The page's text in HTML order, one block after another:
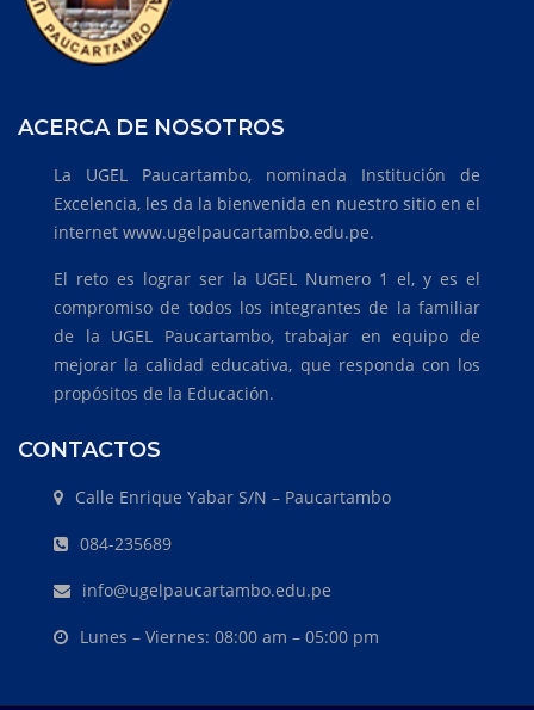
ACERCA DE NOSOTROS
La UGEL Paucartambo, nominada Institución de
Excelencia, les da la bienvenida en nuestro sitio en el
internet www.ugelpaucartambo.edu.pe.
El reto es lograr ser la UGEL Numero 1 el, y es el
compromiso de todos los integrantes de la familiar
de la UGEL Paucartambo, trabajar en equipo de
mejorar la calidad educativa, que responda con los
propósitos de la Educación.
CONTACTOS
Calle Enrique Yabar S/N – Paucartambo
084-235689
info@ugelpaucartambo.edu.pe
Lunes – Viernes: 08:00 am – 05:00 pm